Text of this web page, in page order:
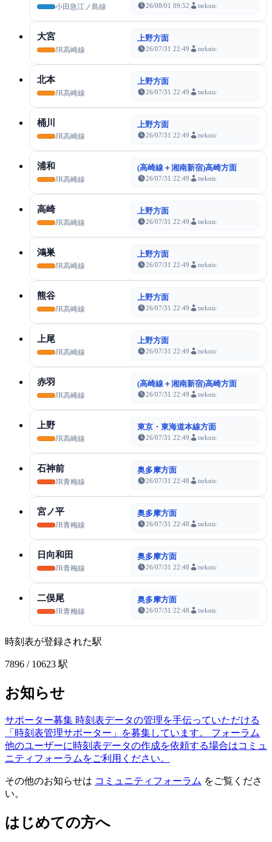
小田急江ノ島線 26/08/01 09:52 tsrknic
大宮
JR高崎線
上野方面
26/07/31 22:49 tsrknic
北本
JR高崎線
上野方面
26/07/31 22:49 tsrknic
桶川
JR高崎線
上野方面
26/07/31 22:49 tsrknic
浦和
JR高崎線
(高崎線＋湘南新宿)高崎方面
26/07/31 22:49 tsrknic
高崎
JR高崎線
上野方面
26/07/31 22:49 tsrknic
鴻巣
JR高崎線
上野方面
26/07/31 22:49 tsrknic
熊谷
JR高崎線
上野方面
26/07/31 22:49 tsrknic
上尾
JR高崎線
上野方面
26/07/31 22:49 tsrknic
赤羽
JR高崎線
(高崎線＋湘南新宿)高崎方面
26/07/31 22:49 tsrknic
上野
JR高崎線
東京・東海道本線方面
26/07/31 22:49 tsrknic
石神前
JR青梅線
奥多摩方面
26/07/31 22:48 tsrknic
宮ノ平
JR青梅線
奥多摩方面
26/07/31 22:48 tsrknic
日向和田
JR青梅線
奥多摩方面
26/07/31 22:48 tsrknic
二俣尾
JR青梅線
奥多摩方面
26/07/31 22:48 tsrknic
時刻表が登録された駅
7896 / 10623 駅
お知らせ
サポーター募集 時刻表データの管理を手伝っていただける
「時刻表管理サポーター」を募集しています。
フォーラム
他のユーザーに時刻表データの作成を依頼する場合はコミュ
ニティフォーラムをご利用ください。
その他のお知らせは コミュニティフォーラム をご覧くださ
い。
はじめての方へ